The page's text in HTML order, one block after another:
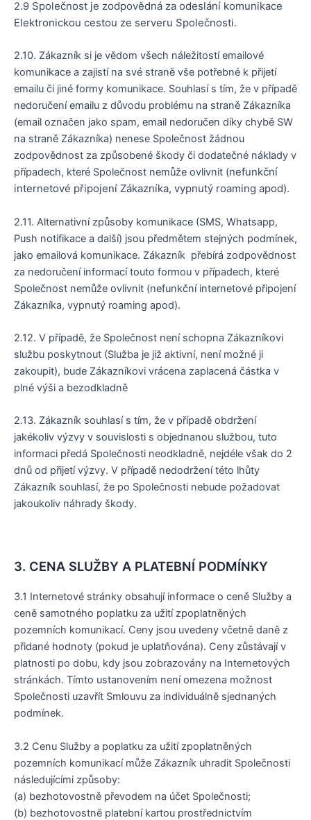
2.9 Společnost je zodpovědná za odeslání komunikace
Elektronickou cestou ze serveru Společnosti.
2.10. Zákazník si je vědom všech náležitostí emailové
komunikace a zajistí na své straně vše potřebné k přijetí
emailu či jiné formy komunikace. Souhlasí s tím, že v případě
nedoručení emailu z důvodu problému na straně Zákazníka
(email označen jako spam, email nedoručen díky chybě SW
na straně Zákazníka) nenese Společnost žádnou
zodpovědnost za způsobené škody či dodatečné náklady v
případech, které Společnost nemůže ovlivnit (nefunkční
internetové připojení Zákazníka, vypnutý roaming apod).
2.11. Alternativní způsoby komunikace (SMS, Whatsapp,
Push notifikace a další) jsou předmětem stejných podmínek,
jako emailová komunikace. Zákazník přebírá zodpovědnost
za nedoručení informací touto formou v případech, které
Společnost nemůže ovlivnit (nefunkční internetové připojení
Zákazníka, vypnutý roaming apod).
2.12. V případě, že Společnost není schopna Zákazníkovi
službu poskytnout (Služba je již aktivní, není možné ji
zakoupit), bude Zákazníkovi vrácena zaplacená částka v
plné výši a bezodkladně
2.13. Zákazník souhlasí s tím, že v případě obdržení
jakékoliv výzvy v souvislosti s objednanou službou, tuto
informaci předá Společnosti neodkladně, nejdéle však do 2
dnů od přijetí výzvy. V případě nedodržení této lhůty
Zákazník souhlasí, že po Společnosti nebude požadovat
jakoukoliv náhrady škody.
3. CENA SLUŽBY A PLATEBNÍ PODMÍNKY
3.1 Internetové stránky obsahují informace o ceně Služby a
ceně samotného poplatku za užití zpoplatněných
pozemních komunikací. Ceny jsou uvedeny včetně daně z
přidané hodnoty (pokud je uplatňována). Ceny zůstávají v
platnosti po dobu, kdy jsou zobrazovány na Internetových
stránkách. Tímto ustanovením není omezena možnost
Společnosti uzavřít Smlouvu za individuálně sjednaných
podmínek.
3.2 Cenu Služby a poplatku za užití zpoplatněných
pozemních komunikací může Zákazník uhradit Společnosti
následujícími způsoby:
(a) bezhotovostně převodem na účet Společnosti;
(b) bezhotovostně platební kartou prostřednictvím